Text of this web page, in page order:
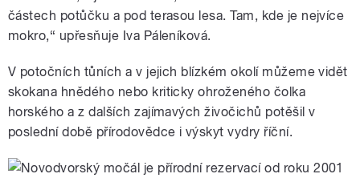
částech potůčku a pod terasou lesa. Tam, kde je nejvíce
mokro,“ upřesňuje Iva Páleníková.
V potočních tůních a v jejich blízkém okolí můžeme vidět
skokana hnědého nebo kriticky ohroženého čolka
horského a z dalších zajímavých živočichů potěšil v
poslední době přírodovědce i výskyt vydry říční.